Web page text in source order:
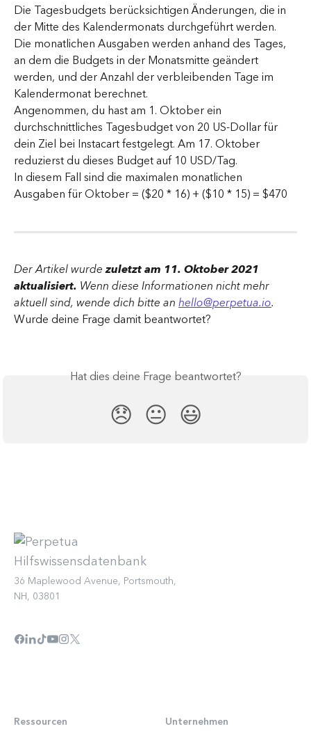
Die Tagesbudgets berücksichtigen Änderungen, die in
der Mitte des Kalendermonats durchgeführt werden.
Die monatlichen Ausgaben werden anhand des Tages,
an dem die Budgets in der Monatsmitte geändert
werden, und der Anzahl der verbleibenden Tage im
Kalendermonat berechnet.
Angenommen, du hast am 1. Oktober ein
durchschnittliches Tagesbudget von 20 US-Dollar für
dein Ziel bei Instacart festgelegt. Am 17. Oktober
reduzierst du dieses Budget auf 10 USD/Tag.
In diesem Fall sind die maximalen monatlichen
Ausgaben für Oktober = ($20 * 16) + ($10 * 15) = $470
Der Artikel wurde zuletzt am 11. Oktober 2021
aktualisiert. Wenn diese Informationen nicht mehr
aktuell sind, wende dich bitte an hello@perpetua.io.
Wurde deine Frage damit beantwortet?
Hat dies deine Frage beantwortet?
😞 😐 😃
36 Maplewood Avenue, Portsmouth,
NH, 03801
Ressourcen Unternehmen